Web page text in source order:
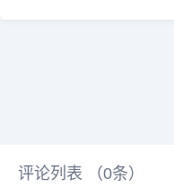
评论列表 （0条）